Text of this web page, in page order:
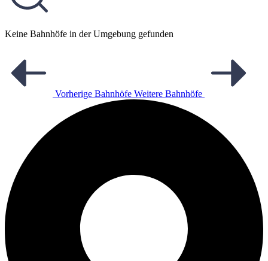
Keine Bahnhöfe in der Umgebung gefunden
Vorherige Bahnhöfe Weitere Bahnhöfe